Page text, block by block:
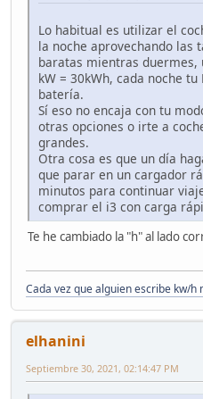
Lo habitual es utilizar el
la noche aprovechando las
baratas mientras duermes,
kW = 30kWh, cada noche
batería.
Sí eso no encaja con tu
otras opciones o irte a
grandes.
Otra cosa es que un día
que parar en un cargador
minutos para continuar
comprar el i3 con carga
Te he cambiado la "h" al lado
Cada vez que alguien escribe kw/h
elhanini
Septiembre 30, 2021, 02:14:47 PM